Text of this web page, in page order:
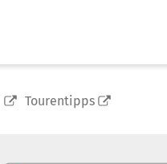
Tourentipps